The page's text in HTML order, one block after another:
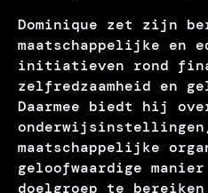
Dominique zet zijn
maatschappelijke en
initiatieven rond
zelfredzaamheid en
Daarmee biedt hij
maatschappelijke
geloofwaardige
doelgroep te